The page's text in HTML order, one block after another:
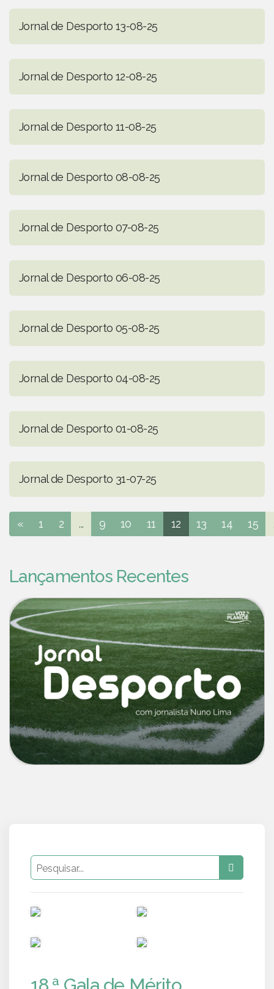
Jornal de Desporto 13-08-25
Jornal de Desporto 12-08-25
Jornal de Desporto 11-08-25
Jornal de Desporto 08-08-25
Jornal de Desporto 07-08-25
Jornal de Desporto 06-08-25
Jornal de Desporto 05-08-25
Jornal de Desporto 04-08-25
Jornal de Desporto 01-08-25
Jornal de Desporto 31-07-25
« 1 2 ... 9 10 11 12 13 14 15
Lançamentos Recentes